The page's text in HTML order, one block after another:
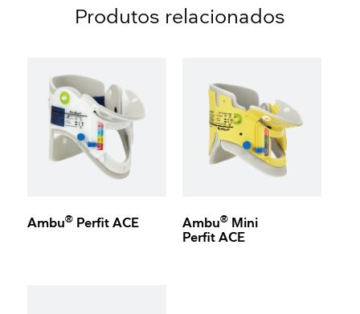
Produtos relacionados
Ambu® Perfit ACE Ambu®Mini
Perfit ACE